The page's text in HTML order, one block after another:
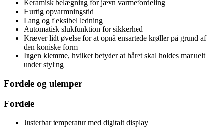
Keramisk belægning for jævn varmefordeling
Hurtig opvarmningstid
Lang og fleksibel ledning
Automatisk slukfunktion for sikkerhed
Kræver lidt øvelse for at opnå ensartede krøller på grund af
den koniske form
Ingen klemme, hvilket betyder at håret skal holdes manuelt
under styling
Fordele og ulemper
Fordele
Justerbar temperatur med digitalt display